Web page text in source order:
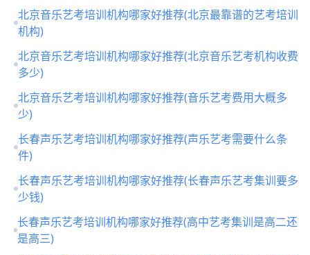
北京音乐艺考培训机构哪家好推荐(北京最靠谱的艺考培训
机构)
北京音乐艺考培训机构哪家好推荐(北京音乐艺考机构收费
多少)
北京音乐艺考培训机构哪家好推荐(音乐艺考费用大概多
少)
长春声乐艺考培训机构哪家好推荐(声乐艺考需要什么条
件)
长春声乐艺考培训机构哪家好推荐(长春声乐艺考集训要多
少钱)
长春声乐艺考培训机构哪家好推荐(高中艺考集训是高二还
是高三)